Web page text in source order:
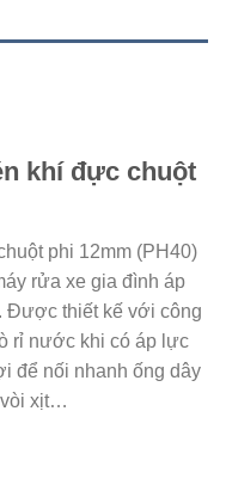
khí đực chuột
phi 12mm (PH40)
rửa xe gia đình áp
Được thiết kế với công
rỉ nước khi có áp lực
để nối nhanh ống dây
vòi xịt…